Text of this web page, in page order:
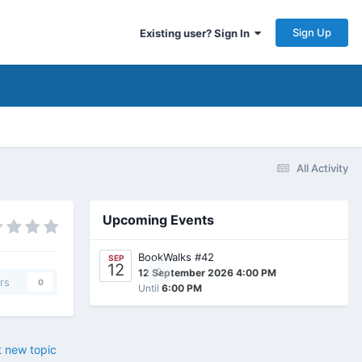
Existing user? Sign In Sign Up
All Activity
0
new topic
Upcoming Events
SEP
12 0
BookWalks #42
12 September 2026 4:00 PM
Until 6:00 PM